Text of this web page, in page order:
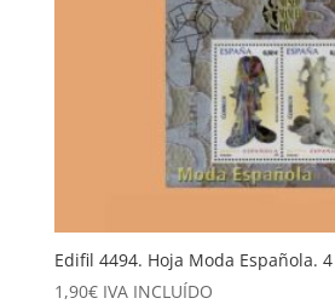
Edifil 4494. Hoja Moda Española.
1,90€ IVA INCLUÍDO